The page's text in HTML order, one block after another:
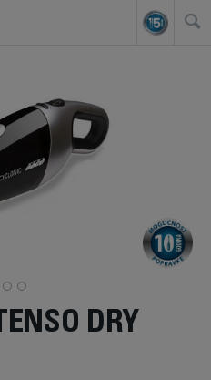
DRY